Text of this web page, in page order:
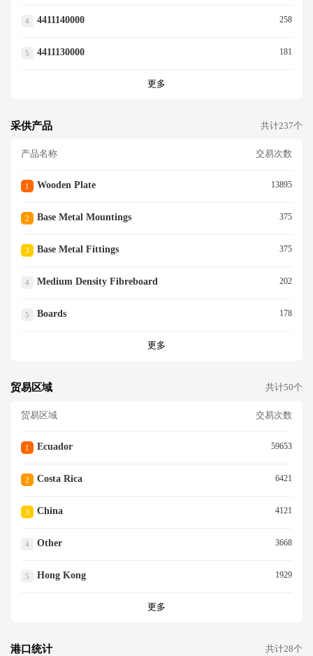
4 4411140000 258
5 4411130000 181
更多
采供产品 共计237个
产品名称 交易次数
1 Wooden Plate 13895
2 Base Metal Mountings 375
3 Base Metal Fittings 375
4 Medium Density Fibreboard 202
5 Boards 178
更多
贸易区域 共计50个
贸易区域 交易次数
1 Ecuador 59653
2 Costa Rica 6421
3 China 4121
4 Other 3668
5 Hong Kong 1929
更多
港口统计 共计28个